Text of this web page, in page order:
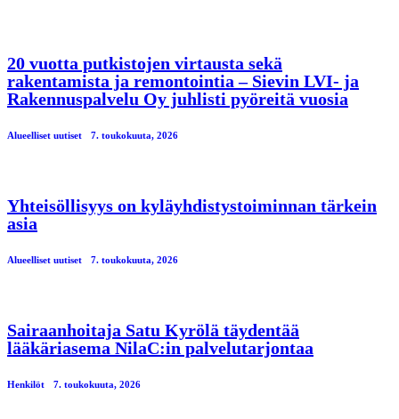
20 vuotta putkistojen virtausta sekä
rakentamista ja remontointia – Sievin LVI- ja
Rakennuspalvelu Oy juhlisti pyöreitä vuosia
Alueelliset uutiset 7. toukokuuta, 2026
Yhteisöllisyys on kyläyhdistystoiminnan tärkein
asia
Alueelliset uutiset 7. toukokuuta, 2026
Sairaanhoitaja Satu Kyrölä täydentää
lääkäriasema NilaC:in palvelutarjontaa
Henkilöt 7. toukokuuta, 2026